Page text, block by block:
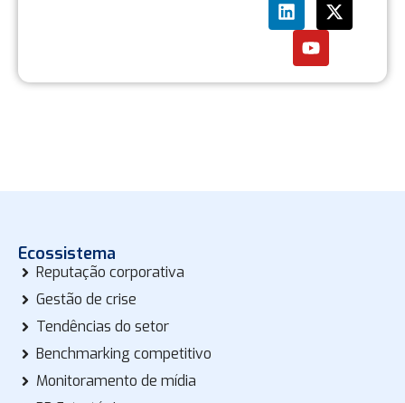
Ecossistema
Reputação corporativa
Gestão de crise
Tendências do setor
Benchmarking competitivo
Monitoramento de mídia